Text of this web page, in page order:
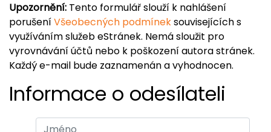
Upozornění: Tento formulář slouží k nahlášení
porušeníVšeobecných podmíneksouvisejících s
využíváním služeb eStránek. Nemá sloužit pro
vyrovnávání účtů nebo k poškození autora stránek.
Každý e-mail bude zaznamenán a vyhodnocen.
Informace o odesílateli